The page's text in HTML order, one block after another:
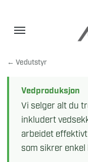
← Vedutstyr
Vedproduksjon
Vi selger alt du
inkludert
arbeidet
som sikrer